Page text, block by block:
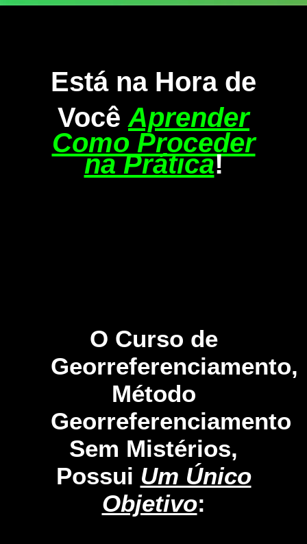
Está na Hora de
Você Aprender
Como Proceder
na Prática!
O Curso de
Georreferenciamento,
Método
Georreferenciamento
Sem Mistérios,
Possui Um Único
Objetivo: